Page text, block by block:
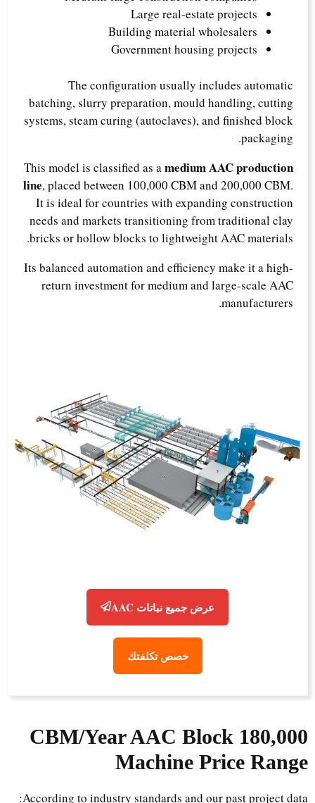
Large real-estate projects
Building material wholesalers
Government housing projects
The configuration usually includes automatic
batching, slurry preparation, mould handling, cutting
systems, steam curing (autoclaves), and finished block
packaging.
This model is classified as amedium AAC production
line, placed between 100,000 CBM and 200,000 CBM.
It is ideal for countries with expanding construction
needs and markets transitioning from traditional clay
bricks or hollow blocks to lightweight AAC materials.
Its balanced automation and efficiency make it a high-
return investment for medium and large-scale AAC
manufacturers.
عرض جميع نباتات AAC
خصص تكلفتك
180,000 CBM/Year AAC Block
Machine Price Range
According to industry standards and our past project data: